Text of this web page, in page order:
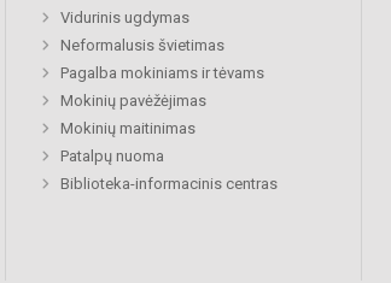
Vidurinis ugdymas
Neformalusis švietimas
Pagalba mokiniams ir tėvams
Mokinių pavėžėjimas
Mokinių maitinimas
Patalpų nuoma
Biblioteka-informacinis centras